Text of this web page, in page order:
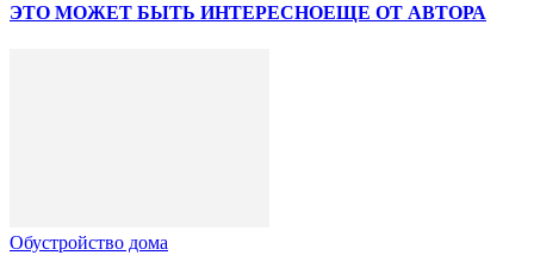
ЭТО МОЖЕТ БЫТЬ ИНТЕРЕСНОЕЩЕ ОТ АВТОРА
Обустройство дома